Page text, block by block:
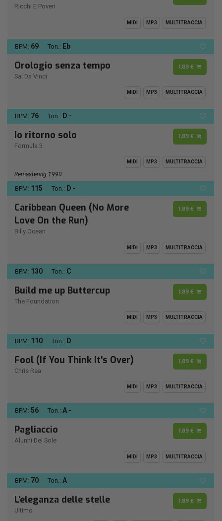
Ricchi E Poveri
MIDI MP3 MULTITRACCIA
BPM: 69 Ton.: Eb
Orologio senza tempo
Sal Da Vinci
1,89 €
MIDI MP3 MULTITRACCIA
BPM: 76 Ton.: D -
Io ritorno solo
Formula 3
1,89 €
MIDI MP3 MULTITRACCIA
Remastering 1990
BPM: 115 Ton.: D -
Caribbean Queen (No More
Love On the Run)
Billy Ocean
1,89 €
MIDI MP3 MULTITRACCIA
BPM: 130 Ton.: C
Build me up Buttercup
The Foundation
1,89 €
MIDI MP3 MULTITRACCIA
BPM: 110 Ton.: D
Fool (If You Think It's Over)
Chris Rea
1,89 €
MIDI MP3 MULTITRACCIA
BPM: 56 Ton.: A -
Pagliaccio
Alunni Del Sole
1,89 €
MIDI MP3 MULTITRACCIA
BPM: 70 Ton.: A
L'eleganza delle stelle
Ultimo
1,89 €